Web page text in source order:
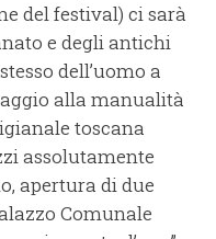
del festival) ci sarà
e degli antichi
dell’uomo a
alla manualità
toscana
assolutamente
apertura di due
Comunale